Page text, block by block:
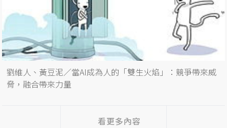
劉維人、黃豆泥／當AI成為人的「雙生火焰」：競爭帶來威
脅，融合帶來力量
看更多內容